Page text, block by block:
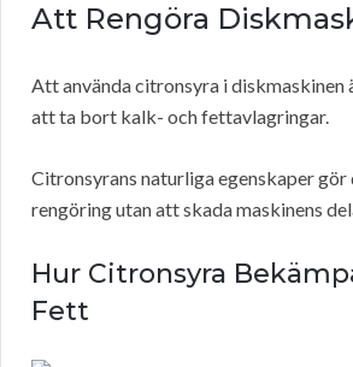
Att Rengöra
Att använda citronsyra i
att ta bort kalk- och fettavlagringar.
Citronsyrans naturliga egenskaper
rengöring utan att skada maskinens
Hur Citronsyra
Fett